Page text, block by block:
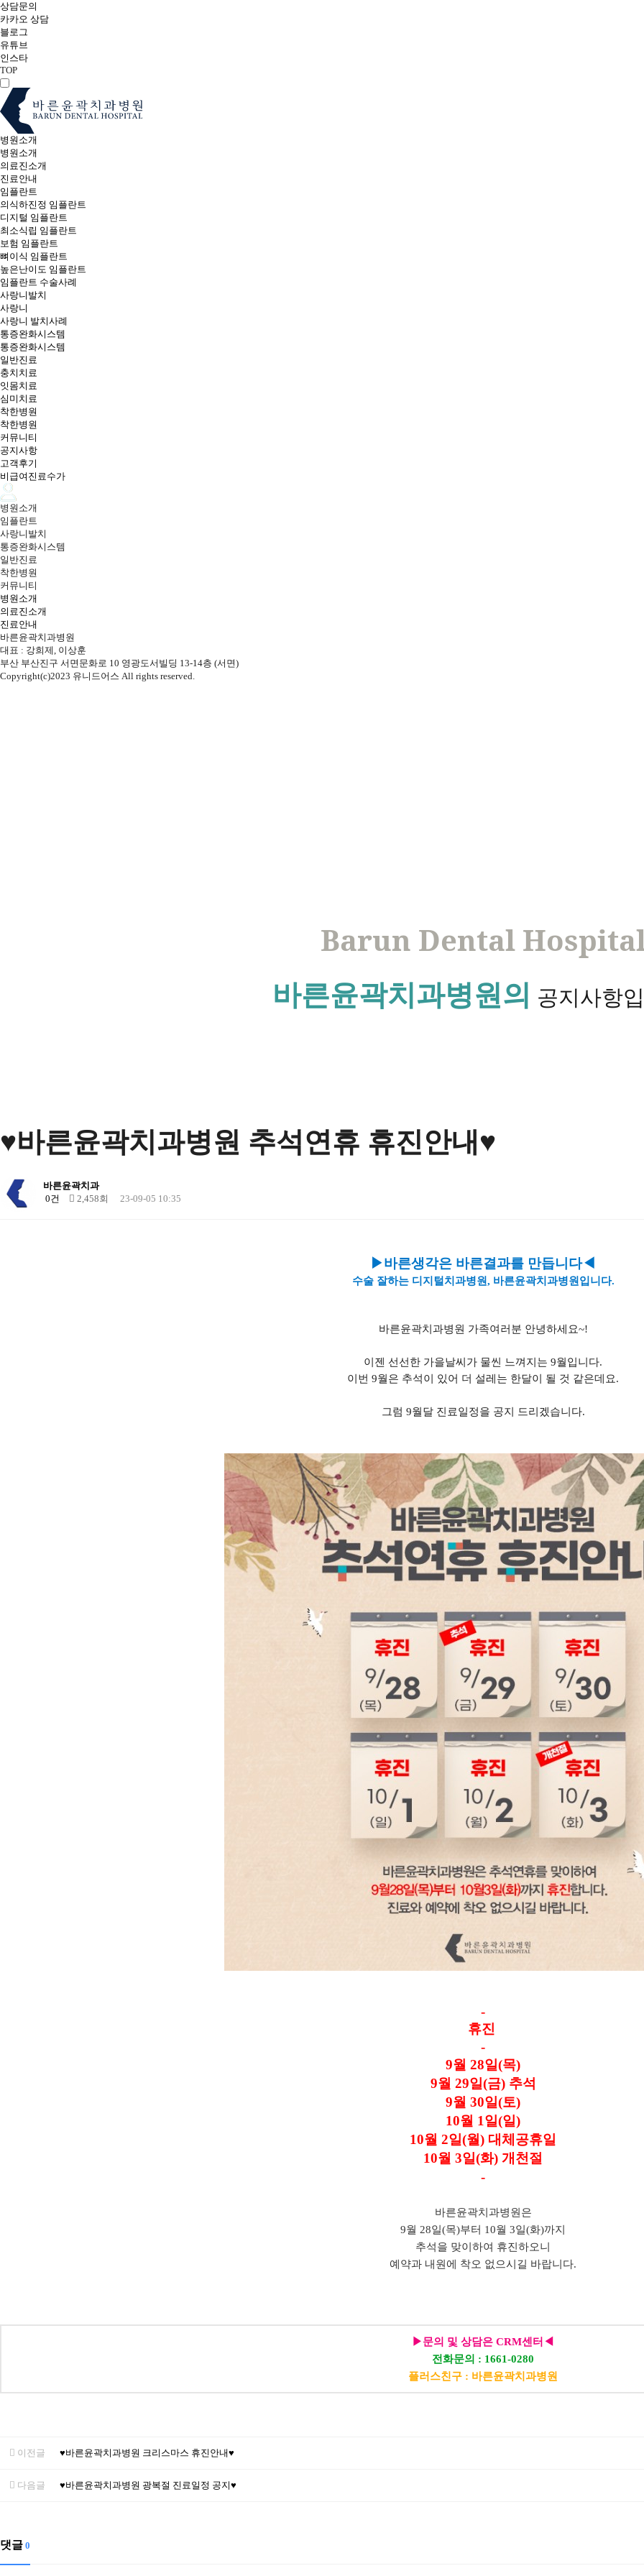
상담문의
카카오 상담
블로그
유튜브
인스타
TOP
병원소개
병원소개
의료진소개
진료안내
임플란트
의식하진정 임플란트
디지털 임플란트
최소식립 임플란트
보험 임플란트
뼈이식 임플란트
높은난이도 임플란트
임플란트 수술사례
사랑니발치
사랑니
사랑니 발치사례
통증완화시스템
통증완화시스템
일반진료
충치치료
잇몸치료
심미치료
착한병원
착한병원
커뮤니티
공지사항
고객후기
비급여진료수가
병원소개
임플란트
사랑니발치
통증완화시스템
일반진료
착한병원
커뮤니티
병원소개
의료진소개
진료안내
바른윤곽치과병원
대표 : 강희제, 이상훈
부산 부산진구 서면문화로 10 영광도서빌딩 13-14층 (서면)
Copyright(c)2023 유니드어스 All rights reserved.
Barun Dental
바른윤곽치과병원의 공지사항
♥바른윤곽치과병원 추석연휴 휴진안내♥
바른윤곽치과
0건
2,458회 23-09-05 10:35
▶바른생각은 바른결과를 만듭니다◀
수술 잘하는 디지털치과병원, 바른윤곽치과병원입니다.
바른윤곽치과병원 가족여러분 안녕하세요~!
이젠 선선한 가을날씨가 물씬 느껴지는 9월입니다.
이번 9월은 추석이 있어 더 설레는 한달이 될 것 같은데요.
그럼 9월달 진료일정을 공지 드리겠습니다.
-
휴진
-
9월 28일(목)
9월 29일(금) 추석
9월 30일(토)
10월 1일(일)
10월 2일(월) 대체공휴일
10월 3일(화) 개천절
-
바른윤곽치과병원은
9월 28일(목)부터 10월 3일(화)까지
추석을 맞이하여 휴진하오니
예약과 내원에 착오 없으시길 바랍니다.
▶문의 및 상담은 CRM센터◀
전화문의 : 1661-0280
플러스친구 : 바른윤곽치과병원
이전글 ♥바른윤곽치과병원 크리스마스 휴진안내♥
다음글 ♥바른윤곽치과병원 광복절 진료일정 공지♥
댓글 0